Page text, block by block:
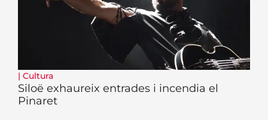
| Cultura
Siloë exhaureix entrades i incendia el
Pinaret